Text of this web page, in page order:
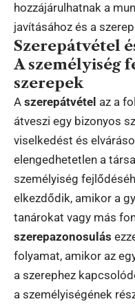
hozzájárulhatnak a
javításához és a
Szerepátvétel
A személyiség
szerepek
A szerepátvétel az a
átveszi egy bizonyos
viselkedést és
elengedhetetlen a
személyiség
elkezdődik, amikor a
tanárokat vagy más
szerepazonosulás
folyamat, amikor az
a szerephez
a személyiségének